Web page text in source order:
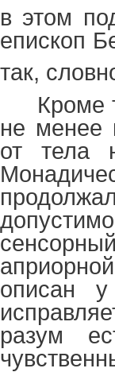
в этом
епископ
так,
Кроме
не менее
от тела
описан
разум